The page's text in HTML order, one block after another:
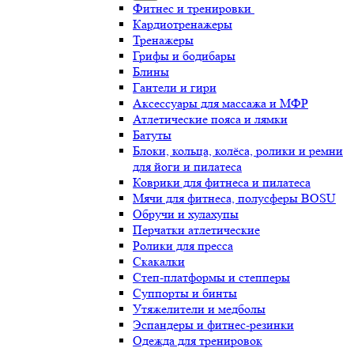
Фитнес и тренировки
Кардиотренажеры
Тренажеры
Грифы и бодибары
Блины
Гантели и гири
Аксессуары для массажа и МФР
Атлетические пояса и лямки
Батуты
Блоки, кольца, колёса, ролики и ремни
для йоги и пилатеса
Коврики для фитнеса и пилатеса
Мячи для фитнеса, полусферы BOSU
Обручи и хулахупы
Перчатки атлетические
Ролики для пресса
Скакалки
Степ-платформы и степперы
Суппорты и бинты
Утяжелители и медболы
Эспандеры и фитнес-резинки
Одежда для тренировок